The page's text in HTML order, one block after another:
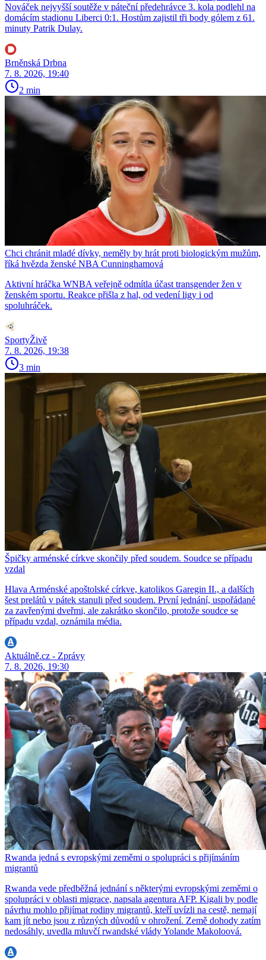
Nováček nejvyšší soutěže v páteční předehrávce 3. kola podlehl na
domácím stadionu Liberci 0:1. Hostům zajistil tři body gólem z 61.
minuty Patrik Dulay.
Brněnská Drbna
7. 8. 2026, 19:40
2 min
Chci chránit mladé dívky, neměly by hrát proti biologickým mužům,
říká hvězda ženské NBA Cunninghamová
Aktivní hráčka WNBA veřejně odmítla účast transgender žen v
ženském sportu. Reakce přišla z hal, od vedení ligy i od
spoluhráček.
SportyŽivě
7. 8. 2026, 19:38
3 min
Špičky arménské církve skončily před soudem. Soudce se případu
vzdal
Hlava Arménské apoštolské církve, katolikos Garegin II., a dalších
šest prelátů v pátek stanuli před soudem. První jednání, uspořádané
za zavřenými dveřmi, ale zakrátko skončilo, protože soudce se
případu vzdal, oznámila média.
Aktuálně.cz - Zprávy
7. 8. 2026, 19:30
Rwanda jedná s evropskými zeměmi o spolupráci s přijímáním
migrantů
Rwanda vede předběžná jednání s některými evropskými zeměmi o
spolupráci v oblasti migrace, napsala agentura AFP. Kigali by podle
návrhu mohlo přijímat rodiny migrantů, kteří uvízli na cestě, nemají
kam jít nebo jsou z různých důvodů v ohrožení. Země dohody zatím
nedosáhly, uvedla mluvčí rwandské vlády Yolande Makoloová.